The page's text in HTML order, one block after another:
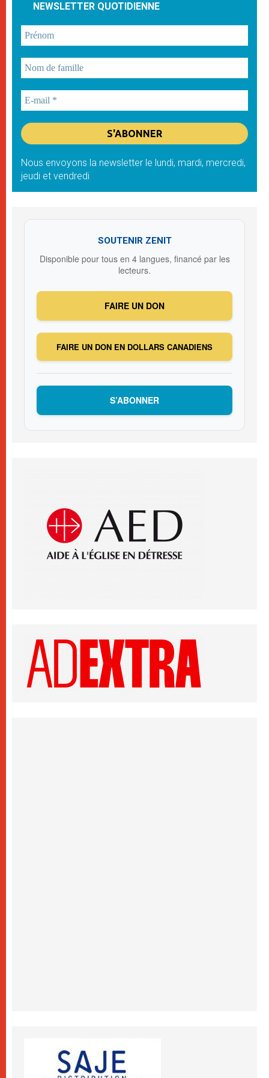
NEWSLETTER QUOTIDIENNE
Nous envoyons la newsletter le lundi, mardi, mercredi,
jeudi et vendredi
SOUTENIR ZENIT
Disponible pour tous en 4 langues, financé par les
lecteurs.
FAIRE UN DON
FAIRE UN DON EN DOLLARS CANADIENS
S’ABONNER